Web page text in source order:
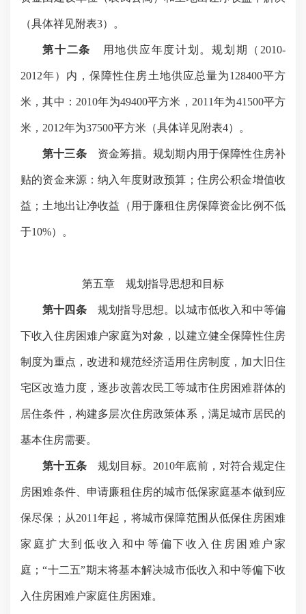
（具体祥见附表3）。
第十二条 用地供应年度计划。规划期（ 2010-
2012年）内，保障性住房土地供应总量为128400平方
米 ，其中： 2010年为49400平方米 ， 2011年为41500平方
米 ， 2012年为37500平方米 （具体详见附表4）。
第十三条资金筹措。规划期内用于保障性住房补
贴的资金来源：纳入年度财政预算；住房公积金增值收
益；土地出让净收益（用于廉租住房保障资金比例不低
于10%）。
第五章 规划指导思想和目标
第十四条规划指导思想。以城市低收入和中等偏
下收入住房困难户家庭为对象，以建立健全保障性住房
制度为重点，改进和规范经济适用住房制度，加大旧住
宅区改造力度，逐步改善农民工等城市住房困难群体的
居住条件，构建多层次住房政策体系，满足城市居民的
基本住房需要。
第十五条规划目标。 2010年底前，对符合规定住
房困难条件、申请廉租住房的城市低保家庭基本做到应
保尽保；从2011年起，将城市保障范围从低保住房困难
家庭扩大到低收入和中等偏下收入住房困难户家
庭；“十二五”期末将基本解决城市低收入和中等偏下收
入住房困难户家庭住房困难。